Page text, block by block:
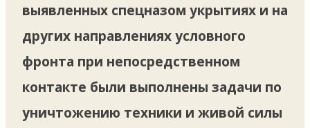
выявленных спецназом укрытиях и на
других направлениях условного
фронта при непосредственном
контакте были выполнены задачи по
уничтожению техники и живой силы